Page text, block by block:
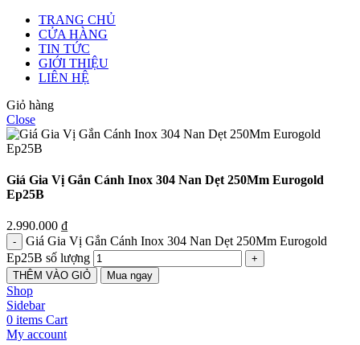
TRANG CHỦ
CỬA HÀNG
TIN TỨC
GIỚI THIỆU
LIÊN HỆ
Giỏ hàng
Close
Giá Gia Vị Gắn Cánh Inox 304 Nan Dẹt 250Mm Eurogold
Ep25B
2.990.000 ₫
Giá Gia Vị Gắn Cánh Inox 304 Nan Dẹt 250Mm Eurogold
Ep25B số lượng
THÊM VÀO GIỎ Mua ngay
Shop
Sidebar
0 items Cart
My account